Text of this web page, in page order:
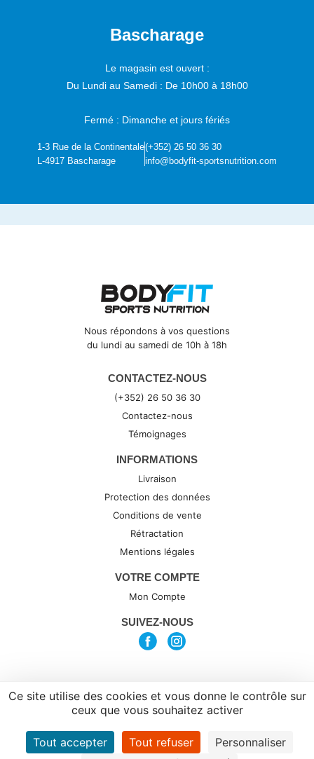
Ce site utilise des cookies et vous donne le contrôle sur
ceux que vous souhaitez activer
Tout accepter Tout refuser
Personnaliser
Bascharage
Le magasin est ouvert :
Du Lundi au Samedi : De 10h00 à 18h00
Fermé : Dimanche et jours fériés
1-3 Rue de la Continentale
L-4917 Bascharage
(+352) 26 50 36 30
info@bodyfit-sportsnutrition.com
Nous répondons à vos questions
du lundi au samedi de 10h à 18h
CONTACTEZ-NOUS
(+352) 26 50 36 30
Contactez-nous
Témoignages
INFORMATIONS
Livraison
Protection des données
Conditions de vente
Rétractation
Mentions légales
VOTRE COMPTE
Mon Compte
SUIVEZ-NOUS
(c) 2026 par Synexta, agence de
Webdesign